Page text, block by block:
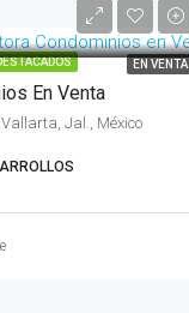
EN VENTA
En Venta
Jal., México